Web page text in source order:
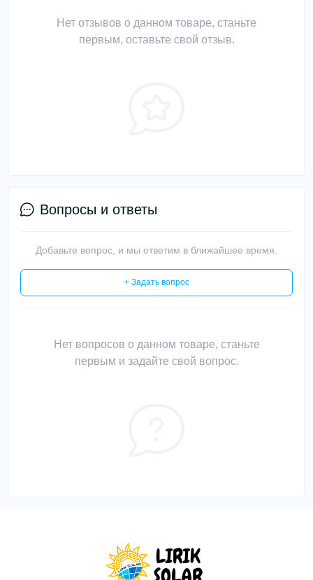
Нет отзывов о данном товаре, станьте
первым, оставьте свой отзыв.
Вопросы и ответы
Добавьте вопрос, и мы ответим в ближайшее время.
+ Задать вопрос
Нет вопросов о данном товаре, станьте
первым и задайте свой вопрос.